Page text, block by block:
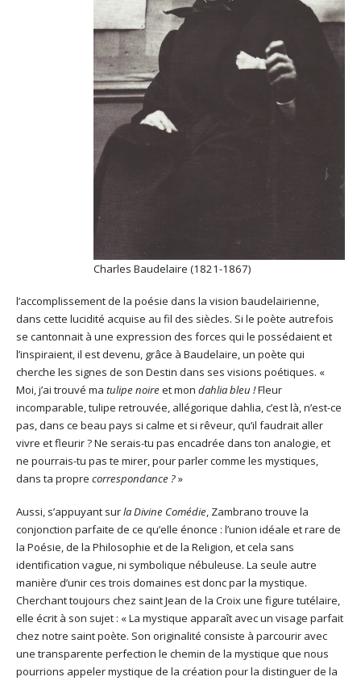
Charles Baudelaire (1821-1867)
l’accomplissement de la poésie dans la vision baudelairienne,
dans cette lucidité acquise au fil des siècles. Si le poète autrefois
se cantonnait à une expression des forces qui le possédaient et
l’inspiraient, il est devenu, grâce à Baudelaire, un poète qui
cherche les signes de son Destin dans ses visions poétiques. «
Moi, j’ai trouvé ma tulipe noire et mon dahlia bleu !Fleur
incomparable, tulipe retrouvée, allégorique dahlia, c’est là, n’est-ce
pas, dans ce beau pays si calme et si rêveur, qu’il faudrait aller
vivre et fleurir ? Ne serais-tu pas encadrée dans ton analogie, et
ne pourrais-tu pas te mirer, pour parler comme les mystiques,
dans ta propre correspondance ?»
Aussi, s’appuyant surla Divine Comédie, Zambrano trouve la
conjonction parfaite de ce qu’elle énonce : l’union idéale et rare de
la Poésie, de la Philosophie et de la Religion, et cela sans
identification vague, ni symbolique nébuleuse. La seule autre
manière d’unir ces trois domaines est donc par la mystique.
Cherchant toujours chez saint Jean de la Croix une figure tutélaire,
elle écrit à son sujet : « La mystique apparaît avec un visage parfait
chez notre saint poète. Son originalité consiste à parcourir avec
une transparente perfection le chemin de la mystique que nous
pourrions appeler mystique de la création pour la distinguer de la